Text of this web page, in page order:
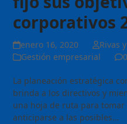
corporativos
enero 16, 2020
Rivas
Gestión empresarial
La planeación estratégica
brinda a los directivos y
una hoja de ruta para
anticiparse a las posibles…